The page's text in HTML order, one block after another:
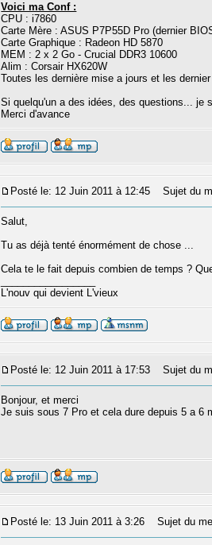
Voici ma Conf :
CPU : i7860
Carte Mère : ASUS P7P55D Pro (dernier
Carte Graphique : Radeon HD 5870
MEM : 2 x 2 Go - Crucial DDR3 10600
Alim : Corsair HX620W
Toutes les dernière mise a jours et les
Si quelqu'un a des idées, des questions... je
Merci d'avance
Posté le: 12 Juin 2011 à 12:45 Sujet du
Salut,
Tu as déjà tenté énormément de chose ...
Cela te le fait depuis combien de temps ?
L'nouv qui devient L'vieux
Posté le: 12 Juin 2011 à 17:53 Sujet du
Bonjour, et merci
Je suis sous 7 Pro et cela dure depuis 5 a 6
Posté le: 13 Juin 2011 à 3:26 Sujet du